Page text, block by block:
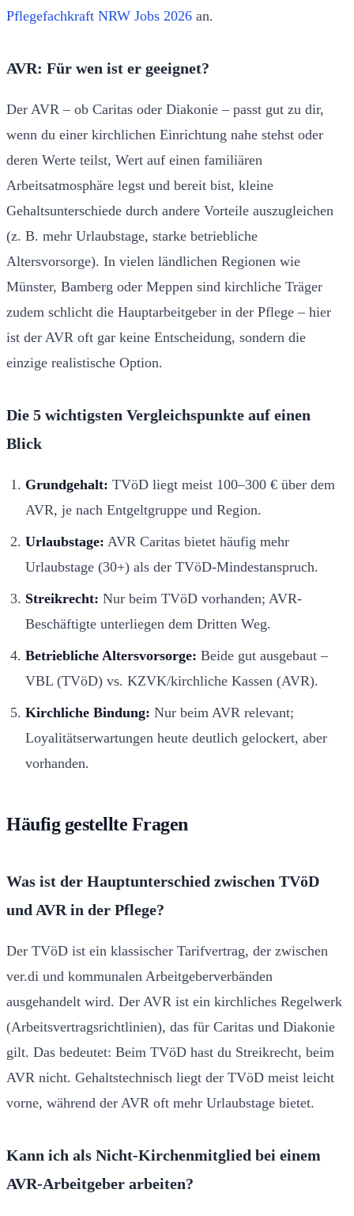
Pflegefachkraft NRW Jobs 2026 an.
AVR: Für wen ist er geeignet?
Der AVR – ob Caritas oder Diakonie – passt gut zu dir,
wenn du einer kirchlichen Einrichtung nahe stehst oder
deren Werte teilst, Wert auf einen familiären
Arbeitsatmosphäre legst und bereit bist, kleine
Gehaltsunterschiede durch andere Vorteile auszugleichen
(z. B. mehr Urlaubstage, starke betriebliche
Altersvorsorge). In vielen ländlichen Regionen wie
Münster, Bamberg oder Meppen sind kirchliche Träger
zudem schlicht die Hauptarbeitgeber in der Pflege – hier
ist der AVR oft gar keine Entscheidung, sondern die
einzige realistische Option.
Die 5 wichtigsten Vergleichspunkte auf einen
Blick
Grundgehalt: TVöD liegt meist 100–300 € über dem
AVR, je nach Entgeltgruppe und Region.
Urlaubstage: AVR Caritas bietet häufig mehr
Urlaubstage (30+) als der TVöD-Mindestanspruch.
Streikrecht: Nur beim TVöD vorhanden; AVR-
Beschäftigte unterliegen dem Dritten Weg.
Betriebliche Altersvorsorge: Beide gut ausgebaut –
VBL (TVöD) vs. KZVK/kirchliche Kassen (AVR).
Kirchliche Bindung: Nur beim AVR relevant;
Loyalitätserwartungen heute deutlich gelockert, aber
vorhanden.
Häufig gestellte Fragen
Was ist der Hauptunterschied zwischen TVöD
und AVR in der Pflege?
Der TVöD ist ein klassischer Tarifvertrag, der zwischen
ver.di und kommunalen Arbeitgeberverbänden
ausgehandelt wird. Der AVR ist ein kirchliches Regelwerk
(Arbeitsvertragsrichtlinien), das für Caritas und Diakonie
gilt. Das bedeutet: Beim TVöD hast du Streikrecht, beim
AVR nicht. Gehaltstechnisch liegt der TVöD meist leicht
vorne, während der AVR oft mehr Urlaubstage bietet.
Kann ich als Nicht-Kirchenmitglied bei einem
AVR-Arbeitgeber arbeiten?